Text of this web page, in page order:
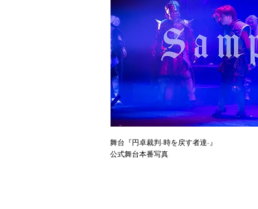
舞台『円卓裁判-時を戻す者達-』
公式舞台本番写真